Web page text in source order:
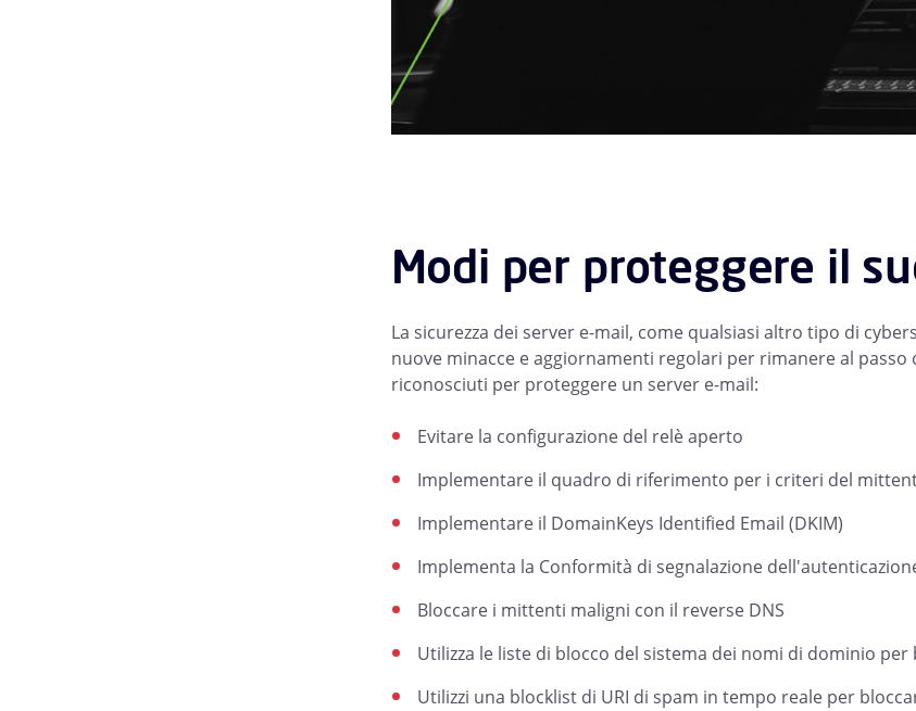
Modi per proteggere il
La sicurezza dei server e-mail, come qualsiasi altro tipo di
nuove minacce e aggiornamenti regolari per rimanere al
riconosciuti per proteggere un server e-mail:
Evitare la configurazione del relè aperto
Implementare il quadro di riferimento per i criteri del
Implementare il DomainKeys Identified Email (DKIM)
Implementa la Conformità di segnalazione
Bloccare i mittenti maligni con il reverse DNS
Utilizza le liste di blocco del sistema dei nomi di dominio
Utilizzi una blocklist di URI di spam in tempo reale per